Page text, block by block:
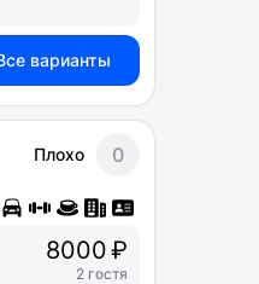
варианты
Плохо 0
8000 ₽
2 гостя